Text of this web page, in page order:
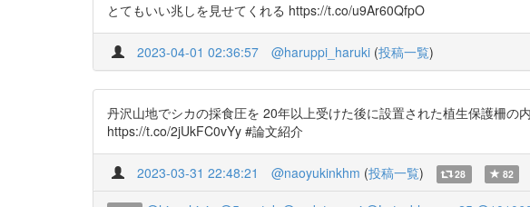
とてもいい兆しを見せてくれる https://t.co/u9Ar60QfpO
2023-04-01 02:36:57 @haruppi_haruki (投稿一覧)
丹沢山地でシカの採食圧を 20年以上受けた後に設置された植生保護柵
https://t.co/2jUkFC0vYy #論文紹介
2023-03-31 22:48:21 @naoyukinkhm (投稿一覧) 28 82